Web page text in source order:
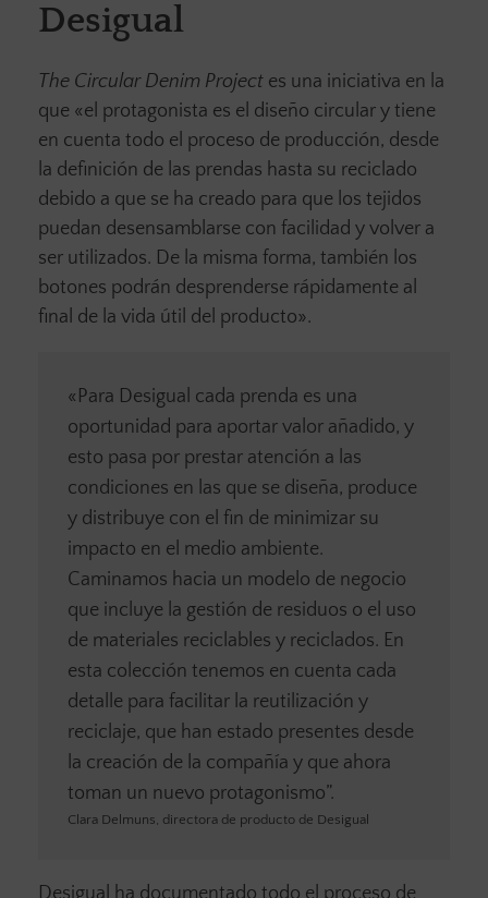
Desigual
The Circular Denim Project es una iniciativa en la
que «el protagonista es el diseño circular y tiene
en cuenta todo el proceso de producción, desde
la definición de las prendas hasta su reciclado
debido a que se ha creado para que los tejidos
puedan desensamblarse con facilidad y volver a
ser utilizados. De la misma forma, también los
botones podrán desprenderse rápidamente al
final de la vida útil del producto».
«Para Desigual cada prenda es una
oportunidad para aportar valor añadido, y
esto pasa por prestar atención a las
condiciones en las que se diseña, produce
y distribuye con el fin de minimizar su
impacto en el medio ambiente.
Caminamos hacia un modelo de negocio
que incluye la gestión de residuos o el uso
de materiales reciclables y reciclados. En
esta colección tenemos en cuenta cada
detalle para facilitar la reutilización y
reciclaje, que han estado presentes desde
la creación de la compañía y que ahora
toman un nuevo protagonismo”.
Clara Delmuns, directora de producto de Desigual